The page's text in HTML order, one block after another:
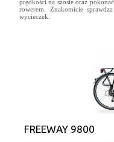
prędkości na szosie oraz
rowerem. Znakomicie
wycieczek.
FREEWAY 9800